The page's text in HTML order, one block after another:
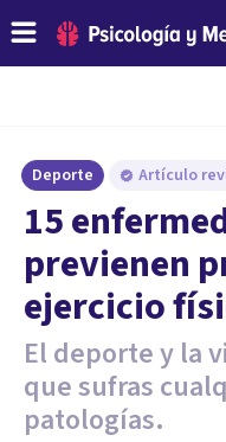
Deporte Artículo
​15
previenen
ejercicio
El deporte y la
que sufras
patologías.